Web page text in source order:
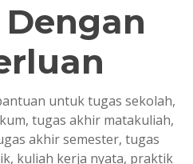
Dengan
untuk tugas sekolah,
tugas akhir matakuliah,
akhir semester, tugas
kuliah kerja nyata, praktik